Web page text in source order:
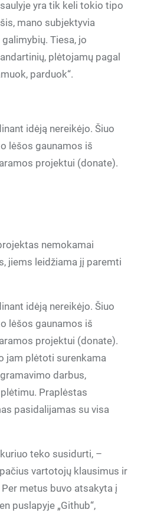
yra tik keli tokio tipo
mano subjektyvia
Tiesa, jo
plėtojamų pagal
parduok“.
idėją nereikėjo. Šiuo
lėšos gaunamos iš
projektui (donate).
nemokamai
jiems leidžiama jį paremti
idėją nereikėjo. Šiuo
lėšos gaunamos iš
projektui (donate).
jam plėtoti surenkama
darbus,
Praplėstas
pasidalijamas su visa
teko susidurti, –
vartotojų klausimus ir
metus buvo atsakyta į
puslapyje „Github“,